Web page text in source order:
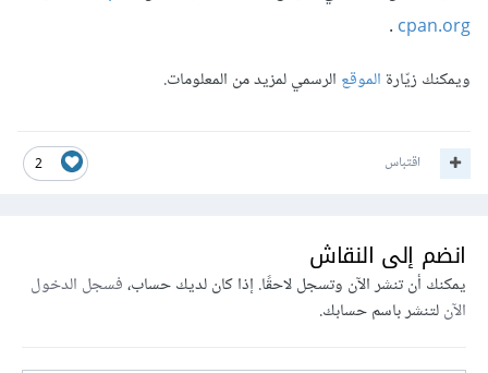
cpan.org
.
ويمكنك زيّارة الموقعالرسمي لمزيد من المعلومات.
2 اقتباس
انضم إلى النقاش
يمكنك أن تنشر الآن وتسجل لاحقًا. إذا كان لديك حساب،فسجل الدخول
الآنلتنشر باسم حسابك.